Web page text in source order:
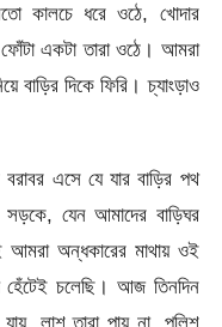
কালচে ধরে ওঠে, খোদার
একটা তারা ওঠে। আমরা
বাড়ির দিকে ফিরি। চ্যাংড়াও
এসে যে যার বাড়ির পথ
যেন আমাদের বাড়িঘর
আমরা অন্ধকারের মাথায় ওই
হেঁটেই চলেছি। আজ তিনদিন
লাশ তারা পায় না, পুলিশ